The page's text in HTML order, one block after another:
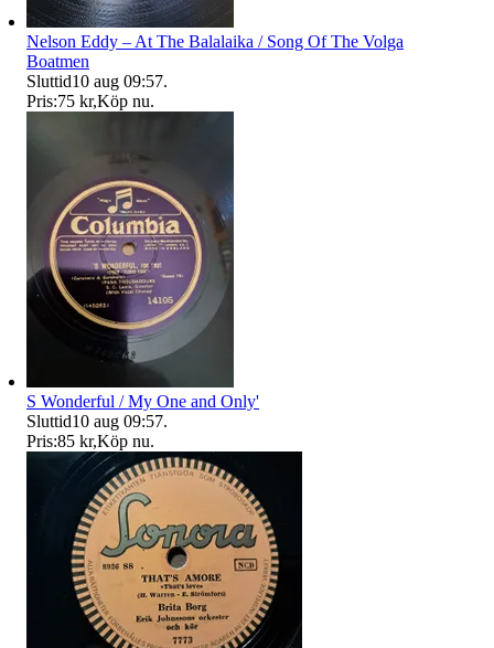
Nelson Eddy – At The Balalaika / Song Of The Volga
Boatmen
Sluttid10 aug 09:57.
Pris:75 kr,Köp nu.
S Wonderful / My One and Only'
Sluttid10 aug 09:57.
Pris:85 kr,Köp nu.